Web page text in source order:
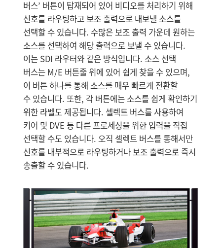
버스’ 버튼이 탑재되어 있어 비디오를 처리하기 위해
신호를 라우팅하고 보조 출력으로 내보낼 소스를
선택할 수 있습니다. 수많은 보조 출력 가운데 원하는
소스를 선택하여 해당 출력으로 보낼 수 있습니다.
이는 SDI 라우터와 같은 방식입니다. 소스 선택
버스는 M/E 버튼줄 위에 있어 쉽게 찾을 수 있으며,
이 버튼 하나를 통해 소스를 매우 빠르게 전환할
수 있습니다. 또한, 각 버튼에는 소스를 쉽게 확인하기
위한 라벨도 제공됩니다. 셀렉트 버스를 사용하여
키어 및 DVE 등 다른 프로세싱을 위한 입력을 직접
선택할 수도 있습니다. 오직 셀렉트 버스를 통해서만
신호를 내부적으로 라우팅하거나 보조 출력으로 즉시
송출할 수 있습니다.